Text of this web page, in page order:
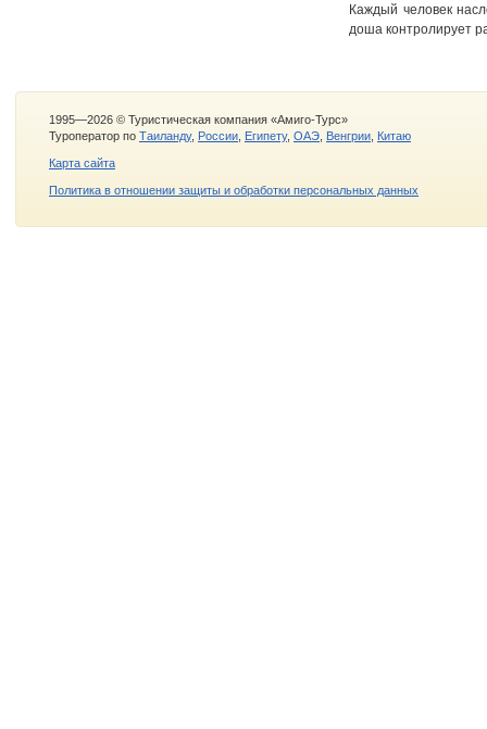
Каждый человек
доша контролирует
1995—2026 © Туристическая компания «Амиго-Турс»
Туроператор по Таиланду, России Египету, ОАЭ Венгрии Китаю
Карта сайта
Политика в отношении защиты и обработки персональных данных